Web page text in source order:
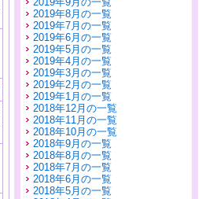
2019年8月の一覧
2019年7月の一覧
2019年6月の一覧
2019年5月の一覧
2019年4月の一覧
2019年3月の一覧
2019年2月の一覧
2019年1月の一覧
2018年12月の一覧
2018年11月の一覧
2018年10月の一覧
2018年9月の一覧
2018年8月の一覧
2018年7月の一覧
2018年6月の一覧
2018年5月の一覧